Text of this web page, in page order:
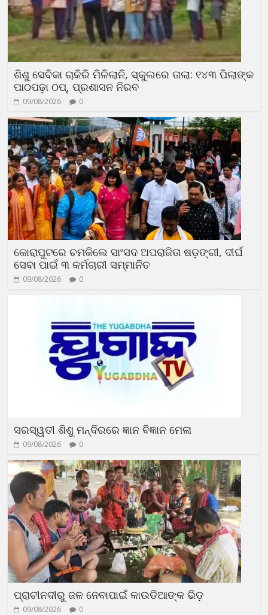
ଶିଶୁ ସେବିକା ଚାକିରି ମିଳିଲାନି, ସ୍କୁଲରେ ତାଲା: ୧୪୩ ପିଲାଙ୍କ
ପାଠପଢ଼ା ଠପ୍, ପ୍ରଶାସନ ନିରବ
09/08/2026 0
କୋରାପୁଟରେ ଚମକିଲେ ସାଂସଦ ଅପରାଜିତା ଷଡ଼ଙ୍ଗୀ, ଦୀର୍ଘ
ସେବା ପାଇଁ ୩ କର୍ମଚାରୀ ସମ୍ମାନିତ
09/08/2026 0
ସରସ୍ୱତୀ ଶିଶୁ ମନ୍ଦିରରେ ଜ୍ଞାନ ବିଜ୍ଞାନ ମେଳା
09/08/2026 0
ପ୍ରାଚୀନଦୀରୁ ଜଳ ନେବାପାଇଁ କାଉଡିଆଙ୍କ ଭିଡ଼
09/08/2026 0